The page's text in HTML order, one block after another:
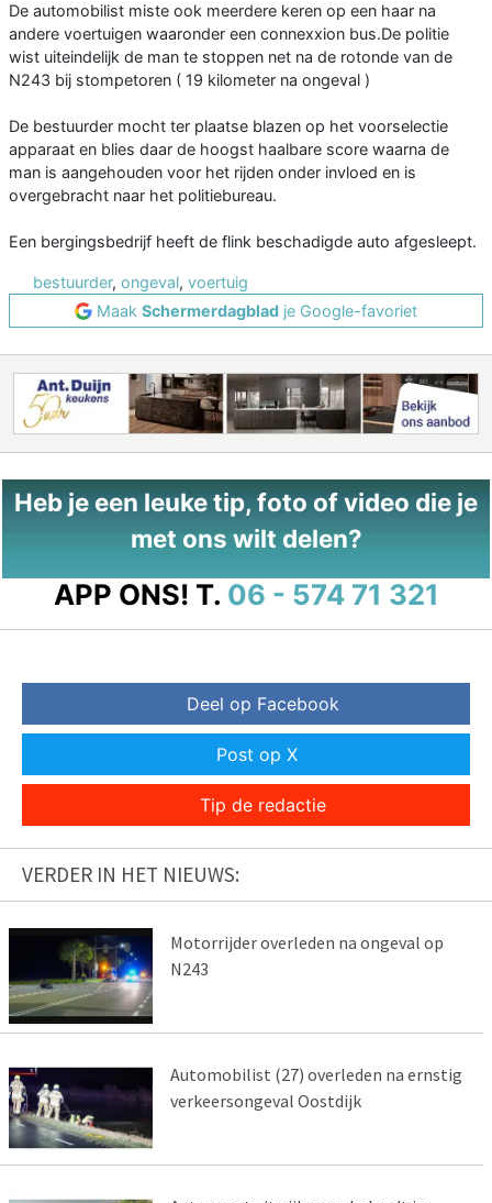
De automobilist miste ook meerdere keren op een haar na
andere voertuigen waaronder een connexxion bus.De politie
wist uiteindelijk de man te stoppen net na de rotonde van de
N243 bij stompetoren ( 19 kilometer na ongeval )
De bestuurder mocht ter plaatse blazen op het voorselectie
apparaat en blies daar de hoogst haalbare score waarna de
man is aangehouden voor het rijden onder invloed en is
overgebracht naar het politiebureau.
Een bergingsbedrijf heeft de flink beschadigde auto afgesleept.
bestuurder, ongeval, voertuig
Maak Schermerdagblad je Google-favoriet
Heb je een leuke tip, foto of video die je
met ons wilt delen?
APP ONS! T. 06 - 574 71 321
Deel op Facebook
Post op X
Tip de redactie
VERDER IN HET NIEUWS:
Motorrijder overleden na ongeval op
N243
Automobilist (27) overleden na ernstig
verkeersongeval Oostdijk